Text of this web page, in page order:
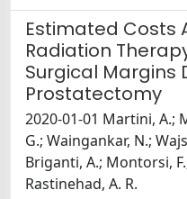
Estimated Costs
Radiation
Surgical Margins
Prostatectomy
2020-01-01 Martini, A.;
G.; Waingankar, N.;
Briganti, A.; Montorsi,
Rastinehad, A. R.